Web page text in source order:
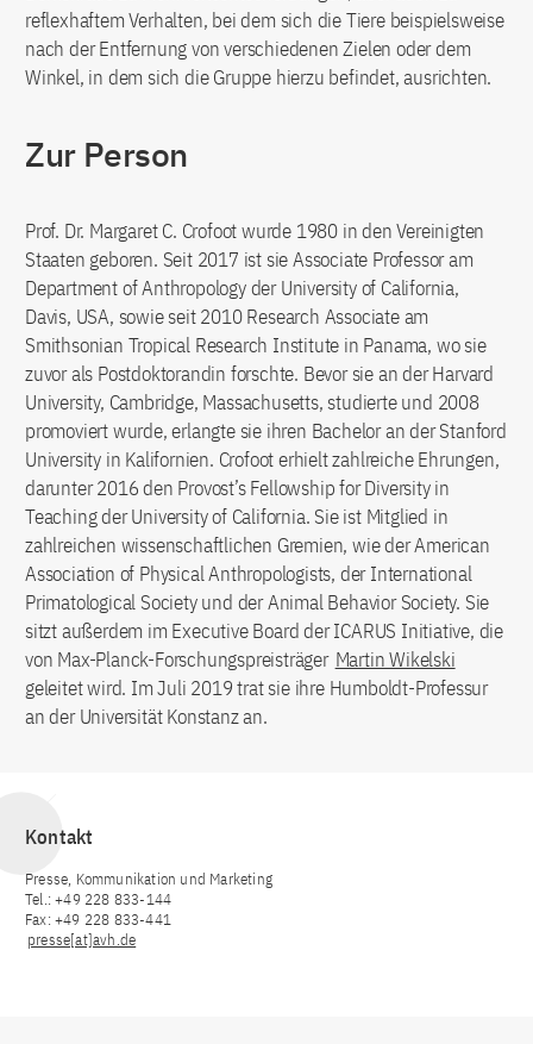
reflexhaftem Verhalten, bei dem sich die Tiere beispielsweise
nach der Entfernung von verschiedenen Zielen oder dem
Winkel, in dem sich die Gruppe hierzu befindet, ausrichten.
Zur Person
Prof. Dr. Margaret C. Crofoot wurde 1980 in den Vereinigten
Staaten geboren. Seit 2017 ist sie Associate Professor am
Department of Anthropology der University of California,
Davis, USA, sowie seit 2010 Research Associate am
Smithsonian Tropical Research Institute in Panama, wo sie
zuvor als Postdoktorandin forschte. Bevor sie an der Harvard
University, Cambridge, Massachusetts, studierte und 2008
promoviert wurde, erlangte sie ihren Bachelor an der Stanford
University in Kalifornien. Crofoot erhielt zahlreiche Ehrungen,
darunter 2016 den Provost’s Fellowship for Diversity in
Teaching der University of California. Sie ist Mitglied in
zahlreichen wissenschaftlichen Gremien, wie der American
Association of Physical Anthropologists, der International
Primatological Society und der Animal Behavior Society. Sie
sitzt außerdem im Executive Board der ICARUS Initiative, die
von Max-Planck-Forschungspreisträger Martin Wikelski
geleitet wird. Im Juli 2019 trat sie ihre Humboldt-Professur
an der Universität Konstanz an.
Kontakt
Presse, Kommunikation und Marketing
Tel.: +49 228 833-144
Fax: +49 228 833-441
presse[at]avh.de